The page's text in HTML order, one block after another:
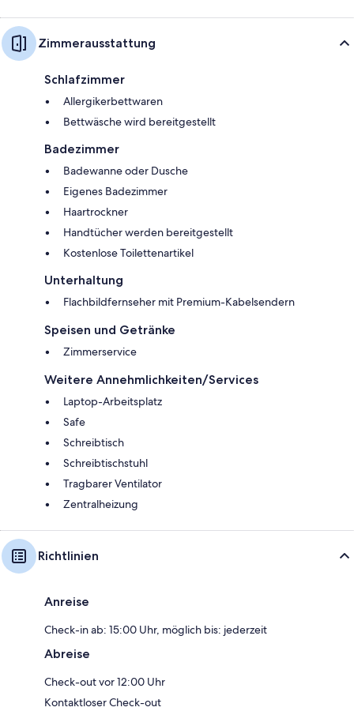
Zimmerausstattung
Schlafzimmer
Allergikerbettwaren
Bettwäsche wird bereitgestellt
Badezimmer
Badewanne oder Dusche
Eigenes Badezimmer
Haartrockner
Handtücher werden bereitgestellt
Kostenlose Toilettenartikel
Unterhaltung
Flachbildfernseher mit Premium-Kabelsendern
Speisen und Getränke
Zimmerservice
Weitere Annehmlichkeiten/Services
Laptop-Arbeitsplatz
Safe
Schreibtisch
Schreibtischstuhl
Tragbarer Ventilator
Zentralheizung
Richtlinien
Anreise
Check-in ab: 15:00 Uhr, möglich bis: jederzeit
Abreise
Check-out vor 12:00 Uhr
Kontaktloser Check-out